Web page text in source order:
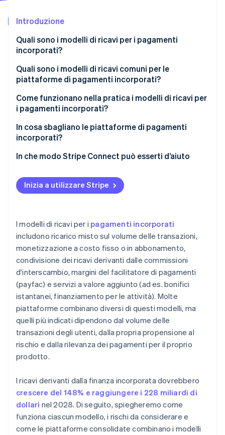
Radar
Costituzione di start-up
Climate
Rimozione del carbonio
Identity
Verifica online dell'identità
Stripe Sessions 2026
Guarda ora
Partner
Introduzione
Quali sono i modelli di ricavi per i pagamenti
incorporati?
Quali sono i modelli di ricavi comuni per le
piattaforme di pagamenti incorporati?
Ricarico misto sul volume delle transazioni
Monetizzazione a costo fisso o in abbonamento
Condivisione dei ricavi derivanti dalle commissioni
d’interscambio
Margini del facilitatore di pagamenti
Servizi a valore aggiunto e upselling di prodotti
Come funzionano nella pratica i modelli di ricavi per
i pagamenti incorporati?
In cosa sbagliano le piattaforme di pagamenti
incorporati?
Scegliere un modello basato sui vantaggi senza
Creare prodotti a valore aggiunto prima di
consolidare il volume principale
Trattare i pagamenti come una funzione anziché
un’attività
In che modo Stripe Connect può esserti d’aiuto
Inizia a utilizzare Stripe
I modelli di ricavi per i pagamenti incorporati
includono ricarico misto sul volume delle transazioni,
monetizzazione a costo fisso o in abbonamento,
condivisione dei ricavi derivanti dalle commissioni
d'interscambio, margini del facilitatore di pagamenti
(payfac) e servizi a valore aggiunto (ad es. bonifici
istantanei, finanziamento per le attività). Molte
piattaforme combinano diversi di questi modelli, ma
quelli più indicati dipendono dal volume delle
transazioni degli utenti, dalla propria propensione al
rischio e dalla rilevanza dei pagamenti per il proprio
prodotto.
I ricavi derivanti dalla finanza incorporata dovrebbero
crescere del 148% e raggiungere i 228 miliardi di
dollari nel 2028. Di seguito, spiegheremo come
funziona ciascun modello, i rischi da considerare e
come le piattaforme consolidate combinano i modelli